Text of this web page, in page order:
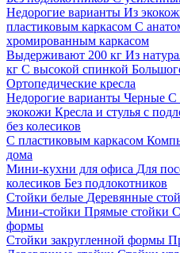
Недорогие варианты Из
пластиковым каркасом С
хромированным каркасом
Выдерживают 200 кг Из
кг С высокой спинкой
Ортопедические кресла
Недорогие варианты Черные С
экокожи Кресла и стулья с
без колесиков
С пластиковым каркасом
дома
Мини-кухни для офиса Для
колесиков Без подлокотников
Стойки белые Деревянные
Мини-стойки Прямые стойки
формы
Стойки закругленной формы